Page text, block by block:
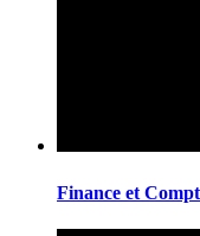
Finance et